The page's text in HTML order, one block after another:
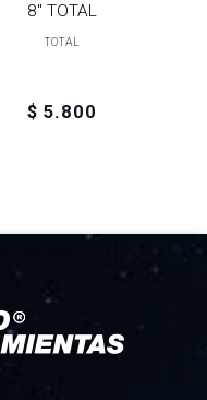
8" TOTAL
TOTAL
$ 5.800